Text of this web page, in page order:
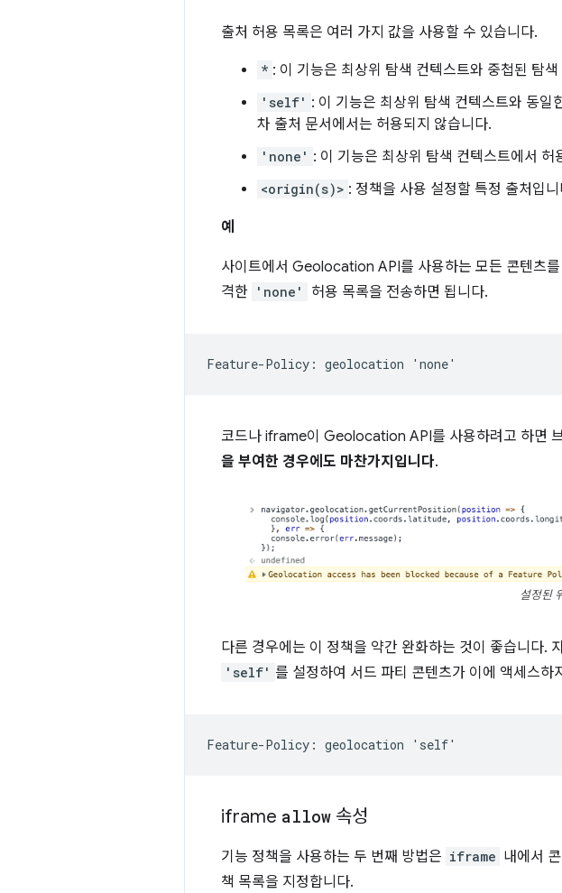
출처 허용 목록은 여러 가지 값을 사용할 수 있습니다.
* : 이 기능은 최상위 탐색 컨텍스트와 중첩된 탐
'self' : 이 기능은 최상위 탐색 컨텍스트와 동
차 출처 문서에서는 허용되지 않습니다.
'none' : 이 기능은 최상위 탐색 컨텍스트에서
<origin(s)> : 정책을 사용 설정할 특정 출처입
예
사이트에서 Geolocation API를 사용하는 모든 콘텐츠
격한 'none' 허용 목록을 전송하면 됩니다.
코드나 iframe이 Geolocation API를 사용하려고 하면
을 부여한 경우에도 마찬가지입니다.
설정된
다른 경우에는 이 정책을 약간 완화하는 것이 좋습니다
'self' 를 설정하여 서드 파티 콘텐츠가 이에 액세스하
iframe allow 속성
기능 정책을 사용하는 두 번째 방법은 iframe 내에서
책 목록을 지정합니다.